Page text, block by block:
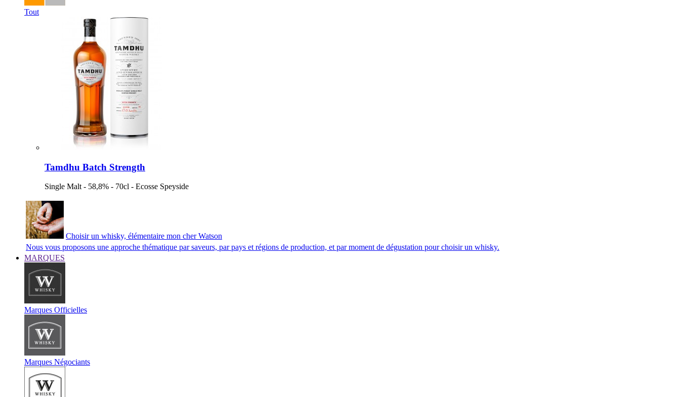
Tout
Tamdhu Batch Strength
Single Malt - 58,8% - 70cl - Ecosse Speyside
Choisir un whisky, élémentaire mon cher Watson
Nous vous proposons une approche thématique par saveurs, par pays et régions de production, et par moment de dégustation pour choisir un whisky.
MARQUES
Marques Officielles
Marques Négociants